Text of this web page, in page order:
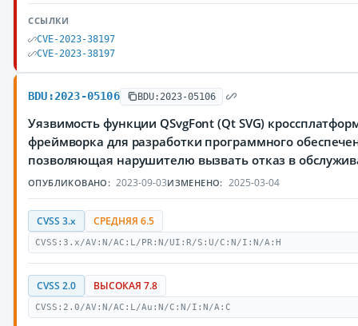
ССЫЛКИ
CVE-2023-38197
CVE-2023-38197
BDU:2023-05106 BDU:2023-05106
Уязвимость функции QSvgFont (Qt SVG)
фреймворка для разработки программного
позволяющая нарушителю вызвать отказ в
ОПУБЛИКОВАНО: 2023-09-03ИЗМЕНЕНО: 2025-03-04
CVSS 3.x СРЕДНЯЯ 6.5
CVSS:3.x/AV:N/AC:L/PR:N/UI:R/S:U/C:N/I:N/A:H
CVSS 2.0 ВЫСОКАЯ 7.8
CVSS:2.0/AV:N/AC:L/Au:N/C:N/I:N/A:C